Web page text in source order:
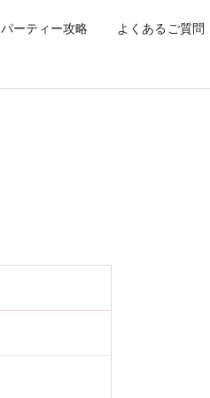
パーティー攻略 よくあるご質問